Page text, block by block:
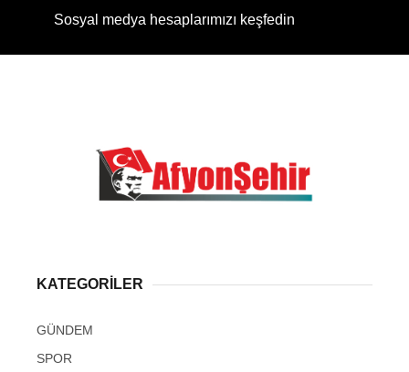
Sosyal medya hesaplarımızı keşfedin
KATEGORİLER
GÜNDEM
SPOR